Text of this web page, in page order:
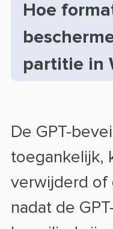
Hoe
partitie in
De GPT-
toegankelijk,
verwijderd of
nadat de